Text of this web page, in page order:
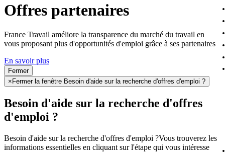
Offres partenaires
France Travail améliore la transparence du marché du travail en
vous proposant plus d'opportunités d'emploi grâce à ses partenaires
En savoir plus
Fermer
× Fermer la fenêtre Besoin d'aide sur la recherche d'offres d'emploi ?
Besoin d'aide sur la recherche d'offres
d'emploi ?
Besoin d'aide sur la recherche d'offres d'emploi ?Vous trouverez les
informations essentielles en cliquant sur l'étape qui vous intéresse